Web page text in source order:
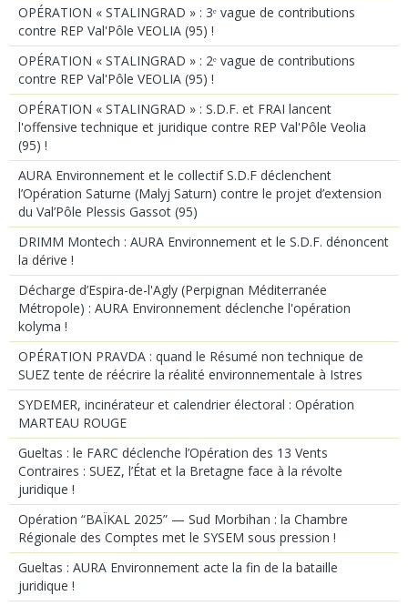
OPÉRATION « STALINGRAD » : 3ᵉ vague de contributions
contre REP Val'Pôle VEOLIA (95) !
OPÉRATION « STALINGRAD » : 2ᵉ vague de contributions
contre REP Val'Pôle VEOLIA (95) !
OPÉRATION « STALINGRAD » : S.D.F. et FRAI lancent
l'offensive technique et juridique contre REP Val'Pôle Veolia
(95) !
AURA Environnement et le collectif S.D.F déclenchent
l’Opération Saturne (Malyj Saturn) contre le projet d’extension
du Val’Pôle Plessis Gassot (95)
DRIMM Montech : AURA Environnement et le S.D.F. dénoncent
la dérive !
Décharge d’Espira-de-l'Agly (Perpignan Méditerranée
Métropole) : AURA Environnement déclenche l'opération
kolyma !
OPÉRATION PRAVDA : quand le Résumé non technique de
SUEZ tente de réécrire la réalité environnementale à Istres
SYDEMER, incinérateur et calendrier électoral : Opération
MARTEAU ROUGE
Gueltas : le FARC déclenche l’Opération des 13 Vents
Contraires : SUEZ, l’État et la Bretagne face à la révolte
juridique !
Opération “BAÏKAL 2025” — Sud Morbihan : la Chambre
Régionale des Comptes met le SYSEM sous pression !
Gueltas : AURA Environnement acte la fin de la bataille
juridique !